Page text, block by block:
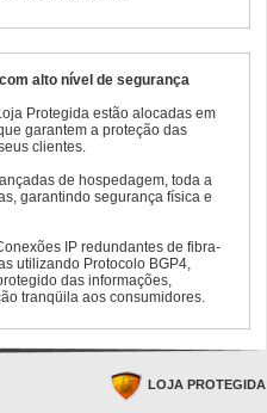
alto nível de segurança
Protegida estão alocadas em
garantem a proteção das
clientes.
de hospedagem, toda a
garantindo segurança física e
IP redundantes de fibra-
utilizando Protocolo BGP4,
das informações,
tranqüila aos consumidores.
LOJA PROTEGIDA